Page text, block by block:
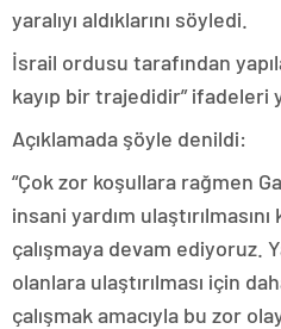
yaralıyı aldıklarını söyledi.
İsrail ordusu tarafından
kayıp bir trajedidir” ifadeleri
Açıklamada şöyle denildi:
“Çok zor koşullara rağmen
insani yardım
çalışmaya devam ediyoruz.
olanlara ulaştırılması için
çalışmak amacıyla bu zor